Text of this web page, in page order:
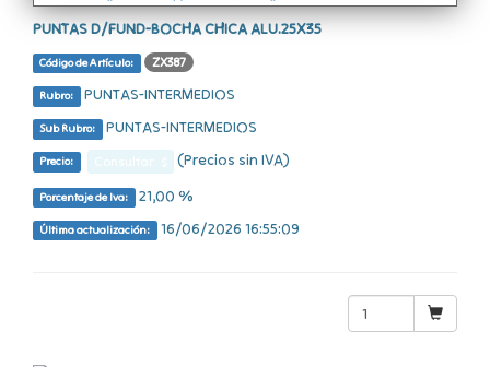
PUNTAS D/FUND-BOCHA CHICA ALU.25X35
Código de Artículo: ZX387
Rubro: PUNTAS-INTERMEDIOS
Sub Rubro: PUNTAS-INTERMEDIOS
Precio: (Precios sin IVA)
Porcentaje de Iva: 21,00 %
Última actualización: 16/06/2026 16:55:09